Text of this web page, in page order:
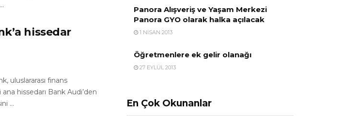
hissedar
uluslararası finans
hissedarı Bank Audi’den
...
Panora Alışveriş ve Yaşam Merkezi
Panora GYO olarak halka açılacak
1 NISAN 2013
Öğretmenlere ek gelir olanağı
27 EYLÜL 2013
En Çok Okunanlar